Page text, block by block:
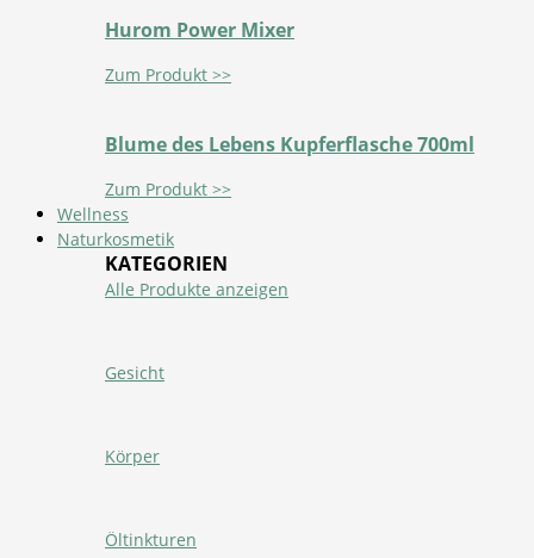
Hurom Power Mixer
Zum Produkt >>
Blume des Lebens Kupferflasche 700ml
Zum Produkt >>
Wellness
Naturkosmetik
KATEGORIEN
Alle Produkte anzeigen
Gesicht
Körper
Öltinkturen